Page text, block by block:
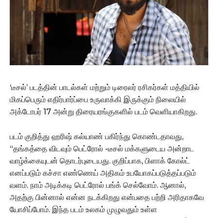
‘டீசல்’ படத்தின் பாடல்கள் மற்றும் டிரைலர் ரசிகர்கள் மத்தியில்
மிகப்பெரும் எதிர்பார்ப்பை உருவாக்கி இருக்கும் நிலையில்
அக்டோபர் 17 அன்று திரையரங்குகளில் படம் வெளியாகிறது.
படம் குறித்து ஹரிஷ் கல்யாண் பகிர்ந்து கொண்டதாவது,
“தங்கத்தை விடவும் பெட்ரோல் -டீசல் மக்களுடைய அன்றாட
வாழ்க்கையுடன் தொடர்புடையது. குறிப்பாக, பிளாக் கோல்ட்
எனப்படும் கச்சா எண்ணெய் அதிகம் உபயோகப்படுத்தப்படும்
வளம். நாம் அடிக்கடி பெட்ரோல் பங்க் செல்வோம். ஆனால்,
அதற்கு பின்னால் என்ன நடக்கிறது என்பதை பற்றி அரிதாகவே
யோசிப்போம். இந்த படம் உலகம் முழுவதும் உள்ள